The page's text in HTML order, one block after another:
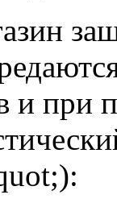
и при